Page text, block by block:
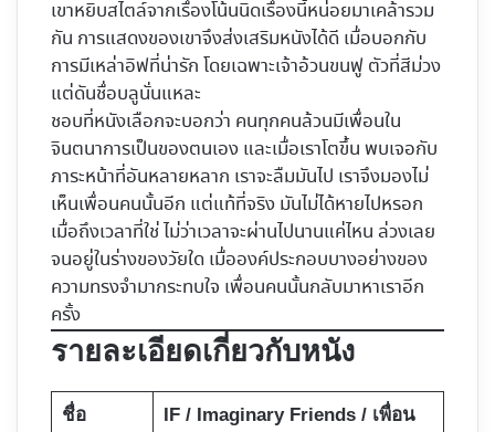
เขาหยิบสไตล์จากเรื่องโน้นนิดเรื่องนี้หน่อยมาเคล้ารวม
กัน การแสดงของเขาจึงส่งเสริมหนังได้ดี เมื่อบอกกับ
การมีเหล่าอิฟที่น่ารัก โดยเฉพาะเจ้าอ้วนขนฟู ตัวที่สีม่วง
แต่ดันชื่อบลูนั่นแหละ
ชอบที่หนังเลือกจะบอกว่า คนทุกคนล้วนมีเพื่อนใน
จินตนาการเป็นของตนเอง และเมื่อเราโตขึ้น พบเจอกับ
ภาระหน้าที่อันหลายหลาก เราจะลืมมันไป เราจึงมองไม่
เห็นเพื่อนคนนั้นอีก แต่แท้ที่จริง มันไม่ได้หายไปหรอก
เมื่อถึงเวลาที่ใช่ ไม่ว่าเวลาจะผ่านไปนานแค่ไหน ล่วงเลย
จนอยู่ในร่างของวัยใด เมื่อองค์ประกอบบางอย่างของ
ความทรงจำมากระทบใจ เพื่อนคนนั้นกลับมาหาเราอีก
ครั้ง
รายละเอียดเกี่ยวกับหนัง
ชื่อ
IF / Imaginary Friends / เพื่อน